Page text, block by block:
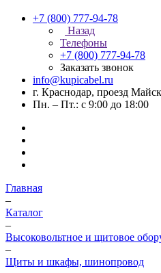
+7 (800) 777-94-78
Назад
Телефоны
+7 (800) 777-94-78
Заказать звонок
info@kupicabel.ru
г. Краснодар, проезд
Пн. – Пт.: с 9:00 до 18:00
Главная
–
Каталог
–
Высоковольтное и щитовое
–
Щиты и шкафы, шинопровод